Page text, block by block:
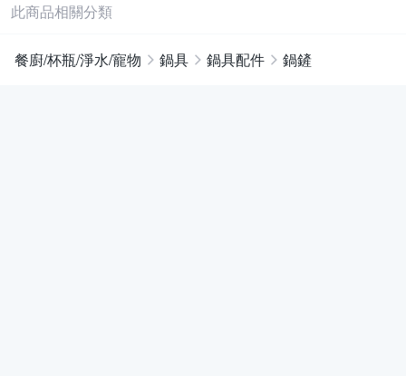
此商品相關分類
餐廚/杯瓶/淨水/寵物 鍋具 鍋具配件 鍋鏟